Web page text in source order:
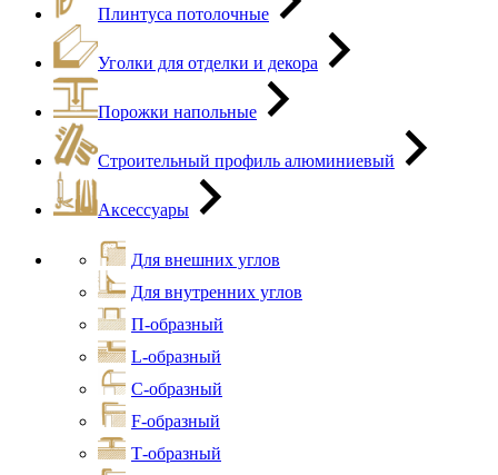
Плинтуса потолочные
Уголки для отделки и декора
Порожки напольные
Строительный профиль алюминиевый
Аксессуары
Для внешних углов
Для внутренних углов
П-образный
L-образный
С-образный
F-образный
Т-образный